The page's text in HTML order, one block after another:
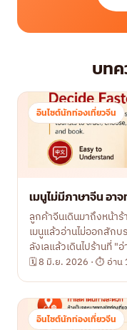
บทค
อินไซต์นักท่องเที่ยวจีน
เมนูไม่มีภาษาจีน อา
ลูกค้าจีนเดินมาถึงหน้า
เมนูแล้วอ่านไม่ออกสักบ
ลังเลแล้วเดินไปร้านที่ "
🗓 8 มิ.ย. 2026 · ⏱ อ่าน
อินไซต์นักท่องเที่ยวจีน